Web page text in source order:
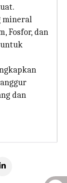
mineral
Fosfor, dan
dan